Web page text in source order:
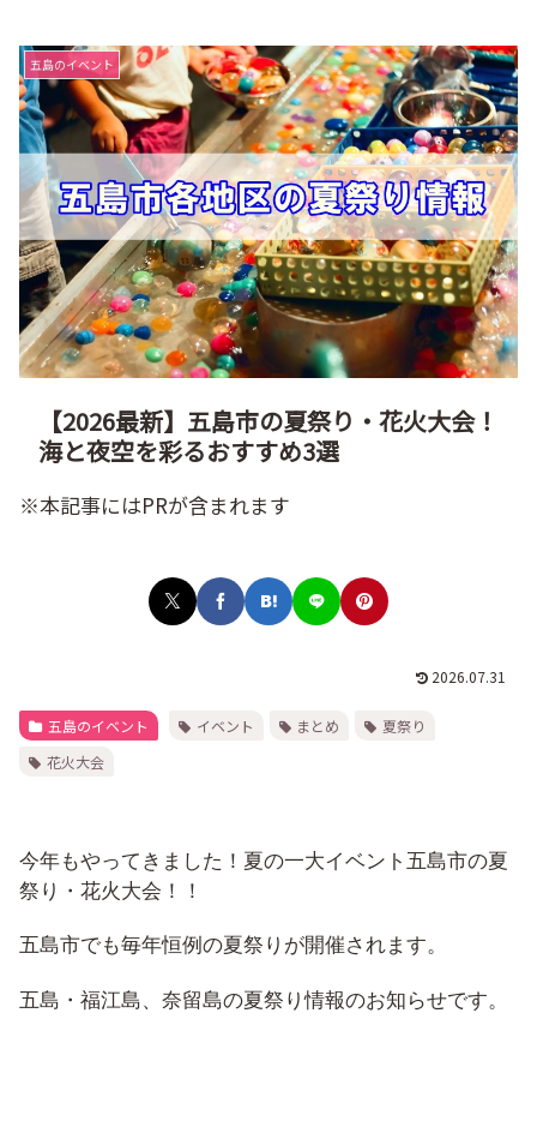
【2026最新】五島市の夏祭り・花火大会！
海と夜空を彩るおすすめ3選
※本記事にはPRが含まれます
五島のイベント
2026.07.31
五島のイベント イベント まとめ
夏祭り
花火大会
今年もやってきました！夏の一大イベント五島市の夏
祭り・花火大会！！
五島市でも毎年恒例の夏祭りが開催されます。
五島・福江島、奈留島の夏祭り情報のお知らせです。